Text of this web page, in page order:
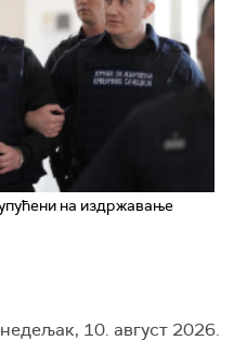
на издржавање
10. август 2026.